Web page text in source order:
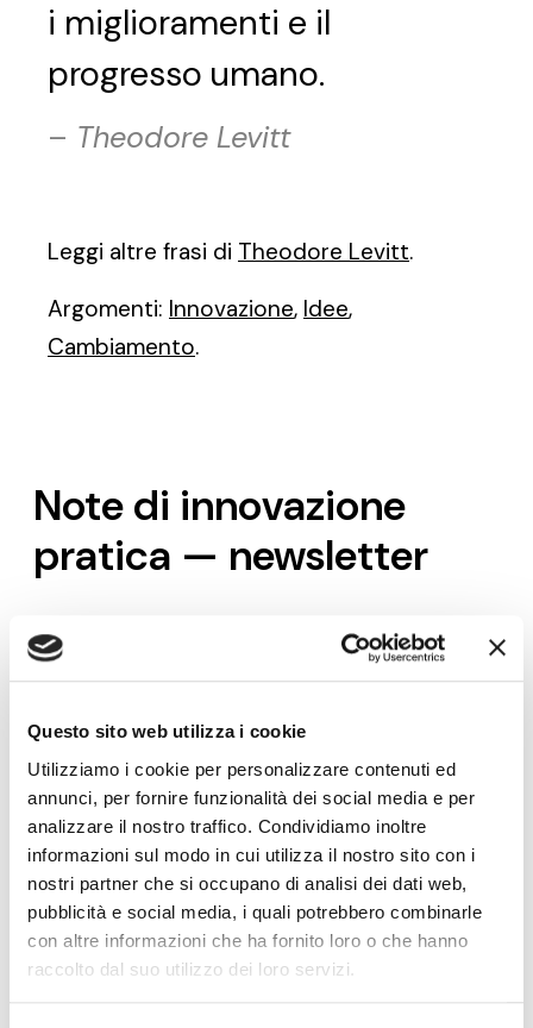
Questo sito web utilizza i cookie
Utilizziamo i cookie per personalizzare contenuti ed
annunci, per fornire funzionalità dei social media e per
analizzare il nostro traffico. Condividiamo inoltre
informazioni sul modo in cui utilizza il nostro sito con i
nostri partner che si occupano di analisi dei dati web,
pubblicità e social media, i quali potrebbero combinarle
con altre informazioni che ha fornito loro o che hanno
raccolto dal suo utilizzo dei loro servizi.
i miglioramenti e il
progresso umano.
– Theodore Levitt
Leggi altre frasi di Theodore Levitt.
Argomenti: Innovazione, Idee,
Cambiamento.
Note di innovazione
pratica — newsletter
con obiettivi di crescita, nella forma in cui li usiamo nei
laboratori di pratica con le PMI: applicabili con le
e-Mail*
Ai sensi e per gli effetti degli artt. 6, 7, 12, 13 del
Regolamento UE 2016/679 – GDPR. Esprimo il